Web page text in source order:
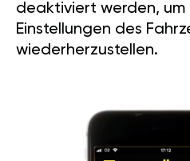
deaktiviert werden, um
Einstellungen des
wiederherzustellen.